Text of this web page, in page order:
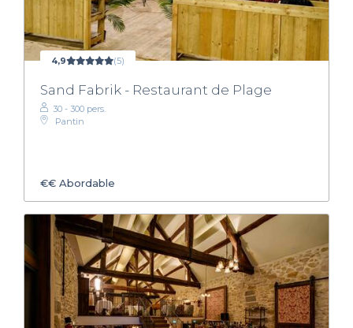
4,9 (5)
Sand Fabrik - Restaurant de Plage
30 - 300 pers.
Pantin
€€ Abordable